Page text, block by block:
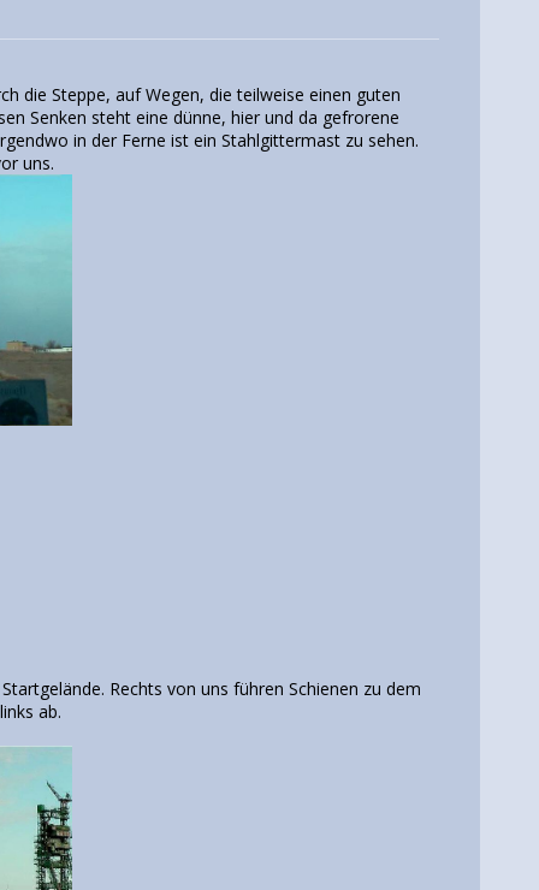
die Steppe, auf Wegen, die teilweise einen guten
Senken steht eine dünne, hier und da gefrorene
in der Ferne ist ein Stahlgittermast zu sehen.
uns.
Rechts von uns führen Schienen zu dem
ab.